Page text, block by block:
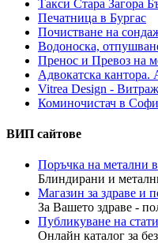
Такси Стара Загора
Печатница в Бургас
Почистване на
Водоноска,
Пренос и Превоз на
Адвокатска кантора.
Vitrea Design -
Коминочистач в
ВИП сайтове
Поръчка на метални
Блиндирани и
Магазин за здраве и
За Вашето здраве -
Публикуване на
Онлайн каталог за